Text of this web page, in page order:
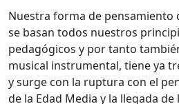
Nuestra forma de pensamiento
se basan todos nuestros
pedagógicos y por tanto
musical instrumental, tiene ya
y surge con la ruptura con el
de la Edad Media y la llegada